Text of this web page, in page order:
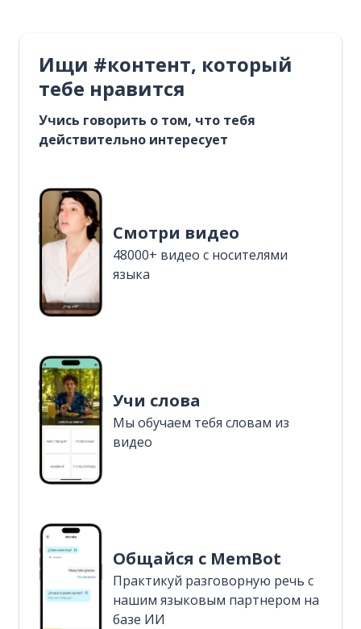
Ищи #контент, который
тебе нравится
Учись говорить о том, что тебя
действительно интересует
Смотри видео
48000+ видео с носителями
языка
Учи слова
Мы обучаем тебя словам из
видео
Общайся с MemBot
Практикуй разговорную речь с
нашим языковым партнером на
базе ИИ